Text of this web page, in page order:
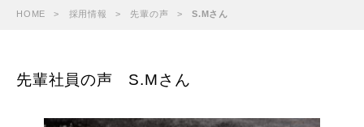
HOME 採用情報 先輩の声 S.Mさん
先輩社員の声 S.Mさん